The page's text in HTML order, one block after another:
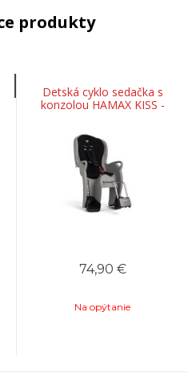
produkty
Detská cyklo sedačka s
konzolou HAMAX KISS -
74,90 €
Na opýtanie